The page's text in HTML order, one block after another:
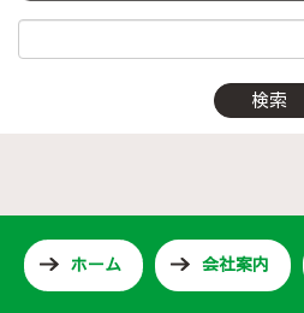
詳しくはこちら（この上でダブ
ホーム 会社案内